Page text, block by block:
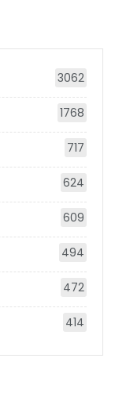
3062
1768
717
624
609
494
472
414